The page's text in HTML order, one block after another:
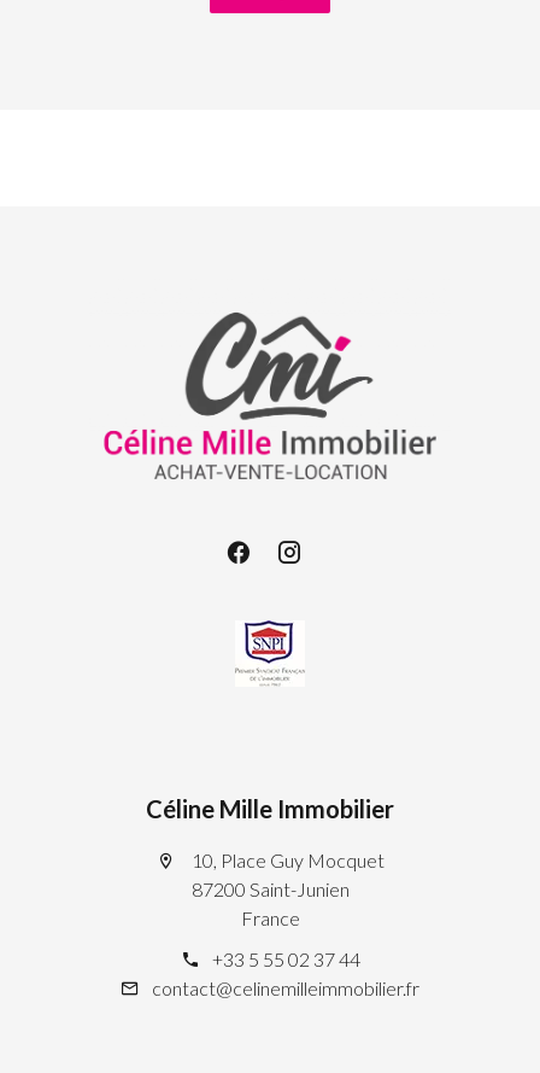
Céline Mille Immobilier
10, Place Guy Mocquet
87200 Saint-Junien
France
+33 5 55 02 37 44
contact@celinemilleimmobilier.fr